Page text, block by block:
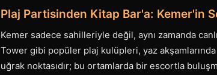
Plaj Partisinden Kitap Bar'a: Kemer'in
Kemer sadece sahilleriyle değil, aynı zamanda
Tower gibi popüler plaj kulüpleri, yaz
uğrak noktasıdır; bu ortamlarda bir escortla